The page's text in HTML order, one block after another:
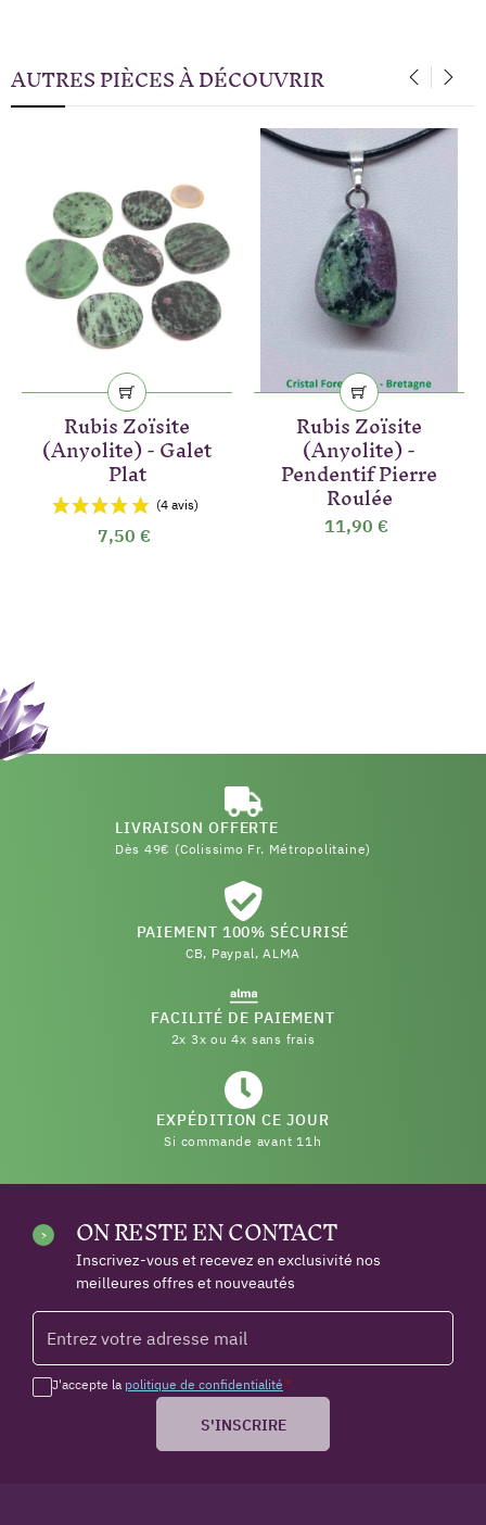
AUTRES PIÈCES À DÉCOUVRIR
Rubis Zoïsite
(Anyolite) - Galet
Plat
7,50 €
Rubis Zoïsite
(Anyolite) -
Pendentif Pierre
Roulée
11,90 €
LIVRAISON OFFERTE
Dès 49€ (Colissimo Fr. Métropolitaine)
PAIEMENT 100% SÉCURISÉ
CB, Paypal, ALMA
FACILITÉ DE PAIEMENT
2x 3x ou 4x sans frais
EXPÉDITION CE JOUR
Si commande avant 11h
ON RESTE EN CONTACT
Inscrivez-vous et recevez en exclusivité nos
meilleures offres et nouveautés
J'accepte la politique de confidentialité *
S'INSCRIRE